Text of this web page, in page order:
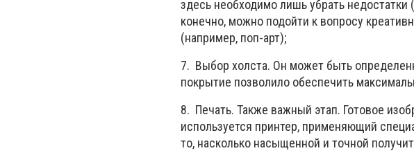
здесь необходимо лишь убрать
конечно, можно подойти к вопросу
(например, поп-арт);
7. Выбор холста. Он может быть
покрытие позволило обеспечить
8. Печать. Также важный этап. Готовое
используется принтер, применяющий
то, насколько насыщенной и точной